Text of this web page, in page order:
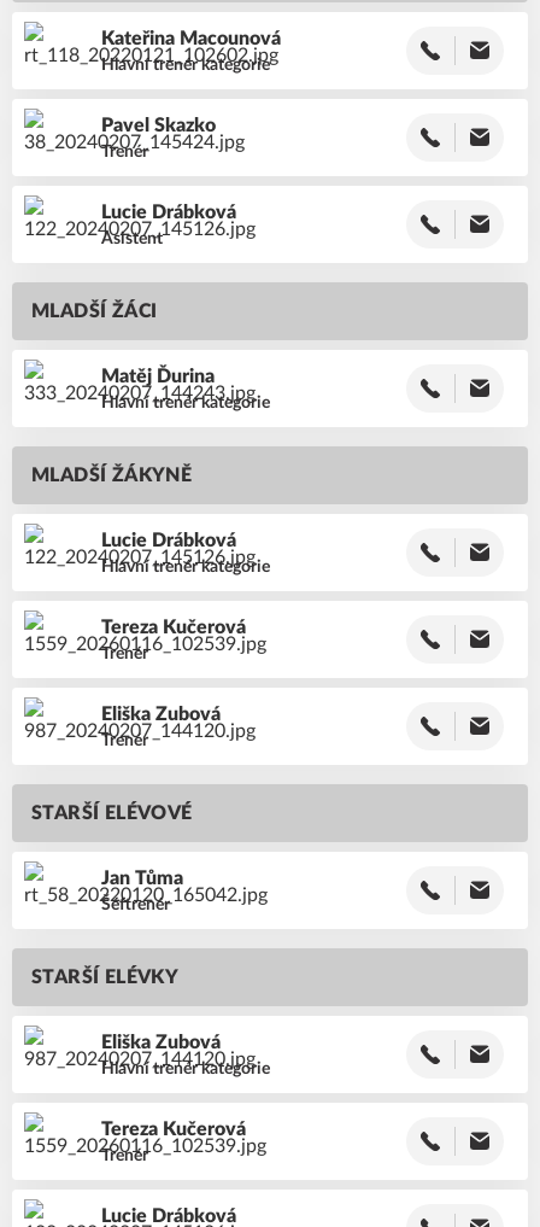
Kateřina Macounová
Hlavní trenér kategorie
Pavel Skazko
Trenér
Lucie Drábková
Asistent
MLADŠÍ ŽÁCI
Matěj Ďurina
Hlavní trenér kategorie
MLADŠÍ ŽÁKYNĚ
Lucie Drábková
Hlavní trenér kategorie
Tereza Kučerová
Trenér
Eliška Zubová
Trenér
STARŠÍ ELÉVOVÉ
Jan Tůma
Šéftrenér
STARŠÍ ELÉVKY
Eliška Zubová
Hlavní trenér kategorie
Tereza Kučerová
Trenér
Lucie Drábková